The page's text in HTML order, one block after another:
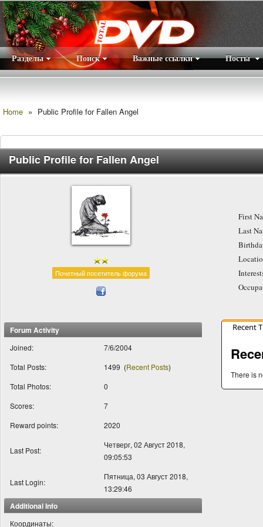
Разделы Поиск Важные ссылки Посты
Home » Public Profile for Fallen Angel
Public Profile for Fallen Angel
Почетный посетитель форума
Forum Activity
Joined:
7/6/2004
Total Posts:
1499 (Recent Posts)
Total Photos:
0
Scores:
7
Reward points:
2020
Last Post:
Четверг, 02 Август 2018,
09:05:53
Last Login:
Пятница, 03 Август 2018,
13:29:46
Additional Info
Координаты:
First
Last
Recent
There is